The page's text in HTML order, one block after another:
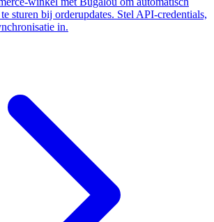
sturen bij orderupdates. Stel API-credentials,
in.